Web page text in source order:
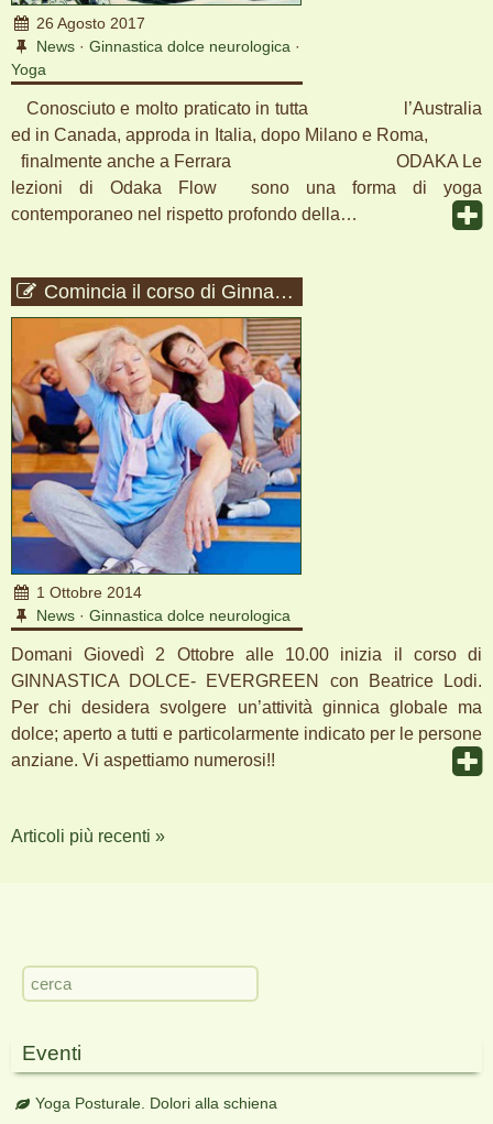
26 Agosto 2017
News· Ginnastica dolce neurologica ·
Yoga
Conosciuto e molto praticato in tutta l’Australia
ed in Canada, approda in Italia, dopo Milano e Roma,
finalmente anche a Ferrara ODAKA Le
lezioni di Odaka Flow sono una forma di yoga
contemporaneo nel rispetto profondo della…
Comincia il corso di Ginnastica Dolce
1 Ottobre 2014
News· Ginnastica dolce neurologica
Domani Giovedì 2 Ottobre alle 10.00 inizia il corso di
GINNASTICA DOLCE- EVERGREEN con Beatrice Lodi.
Per chi desidera svolgere un’attività ginnica globale ma
dolce; aperto a tutti e particolarmente indicato per le persone
anziane. Vi aspettiamo numerosi!!
Navigazione
Articoli più recenti »
Eventi
Yoga Posturale. Dolori alla schiena